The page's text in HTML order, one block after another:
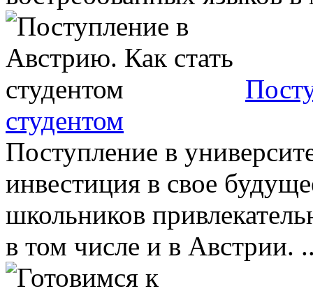
студентом
Поступление в
инвестиция в свое
школьников
в том числе и в Австрии.